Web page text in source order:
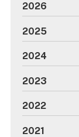
2026
2025
2024
2023
2022
2021